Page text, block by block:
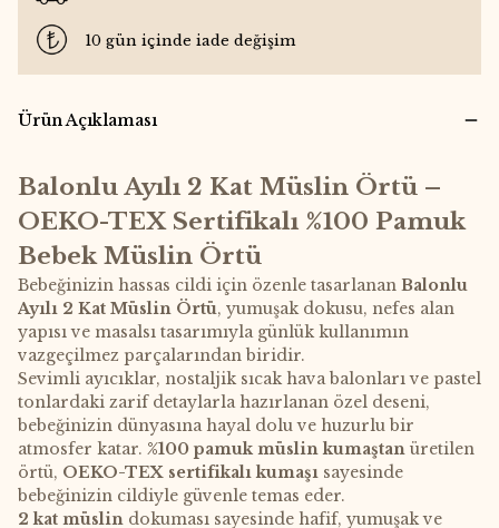
10 gün içinde iade değişim
Ürün Açıklaması
Balonlu Ayılı 2 Kat Müslin Örtü –
OEKO-TEX Sertifikalı %100 Pamuk
Bebek Müslin Örtü
Bebeğinizin hassas cildi için özenle tasarlanan Balonlu
Ayılı 2 Kat Müslin Örtü, yumuşak dokusu, nefes alan
yapısı ve masalsı tasarımıyla günlük kullanımın
vazgeçilmez parçalarından biridir.
Sevimli ayıcıklar, nostaljik sıcak hava balonları ve pastel
tonlardaki zarif detaylarla hazırlanan özel deseni,
bebeğinizin dünyasına hayal dolu ve huzurlu bir
atmosfer katar. %100 pamuk müslin kumaştan üretilen
örtü, OEKO-TEX sertifikalı kumaşı sayesinde
bebeğinizin cildiyle güvenle temas eder.
2 kat müslin dokuması sayesinde hafif, yumuşak ve